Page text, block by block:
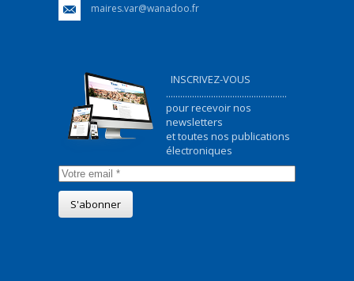
maires.var@wanadoo.fr
INSCRIVEZ-VOUS
...................................................
pour recevoir nos
newsletters
et toutes nos publications
électroniques